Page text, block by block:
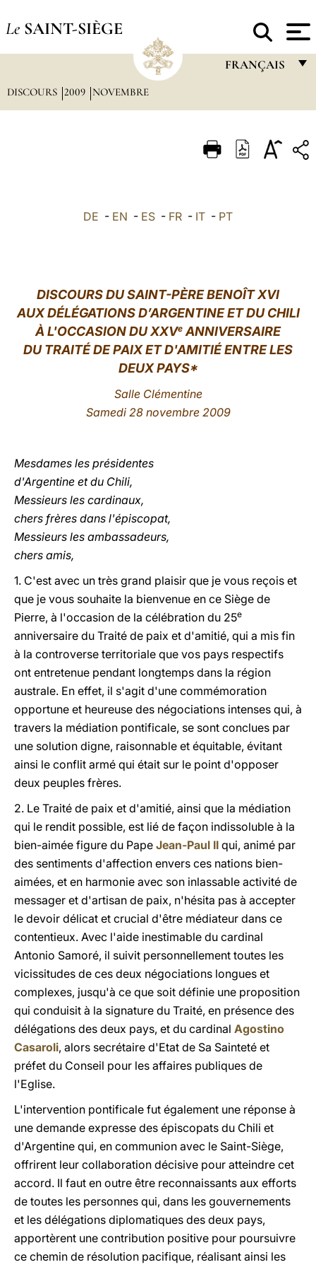
Le SAINT-SIÈGE
FRANÇAIS
ITALIANO
العربيّة
中文
LATINE
DISCOURS 2009 NOVEMBRE
DE - EN - ES - FR - IT - PT
DISCOURS DU SAINT-PÈRE BENOÎT XVI
AUX DÉLÉGATIONS D’ARGENTINE ET DU CHILI
À L'OCCASION DU XXVe ANNIVERSAIRE
DU TRAITÉ DE PAIX ET D'AMITIÉ ENTRE LES
DEUX PAYS*
Salle Clémentine
Samedi 28 novembre 2009
Mesdames les présidentes
d'Argentine et du Chili,
Messieurs les cardinaux,
chers frères dans l'épiscopat,
Messieurs les ambassadeurs,
chers amis,
1. C'est avec un très grand plaisir que je vous reçois et
que je vous souhaite la bienvenue en ce Siège de
Pierre, à l'occasion de la célébration du 25e
anniversaire du Traité de paix et d'amitié, qui a mis fin
à la controverse territoriale que vos pays respectifs
ont entretenue pendant longtemps dans la région
australe. En effet, il s'agit d'une commémoration
opportune et heureuse des négociations intenses qui, à
travers la médiation pontificale, se sont conclues par
une solution digne, raisonnable et équitable, évitant
ainsi le conflit armé qui était sur le point d'opposer
deux peuples frères.
2. Le Traité de paix et d'amitié, ainsi que la médiation
qui le rendit possible, est lié de façon indissoluble à la
bien-aimée figure du Pape Jean-Paul II qui, animé par
des sentiments d'affection envers ces nations bien-
aimées, et en harmonie avec son inlassable activité de
messager et d'artisan de paix, n'hésita pas à accepter
le devoir délicat et crucial d'être médiateur dans ce
contentieux. Avec l'aide inestimable du cardinal
Antonio Samoré, il suivit personnellement toutes les
vicissitudes de ces deux négociations longues et
complexes, jusqu'à ce que soit définie une proposition
qui conduisit à la signature du Traité, en présence des
délégations des deux pays, et du cardinal Agostino
Casaroli, alors secrétaire d'Etat de Sa Sainteté et
préfet du Conseil pour les affaires publiques de
l'Eglise.
L'intervention pontificale fut également une réponse à
une demande expresse des épiscopats du Chili et
d'Argentine qui, en communion avec le Saint-Siège,
offrirent leur collaboration décisive pour atteindre cet
accord. Il faut en outre être reconnaissants aux efforts
de toutes les personnes qui, dans les gouvernements
et les délégations diplomatiques des deux pays,
apportèrent une contribution positive pour poursuivre
ce chemin de résolution pacifique, réalisant ainsi les